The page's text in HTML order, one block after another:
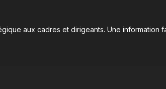
aux cadres et dirigeants. Une information